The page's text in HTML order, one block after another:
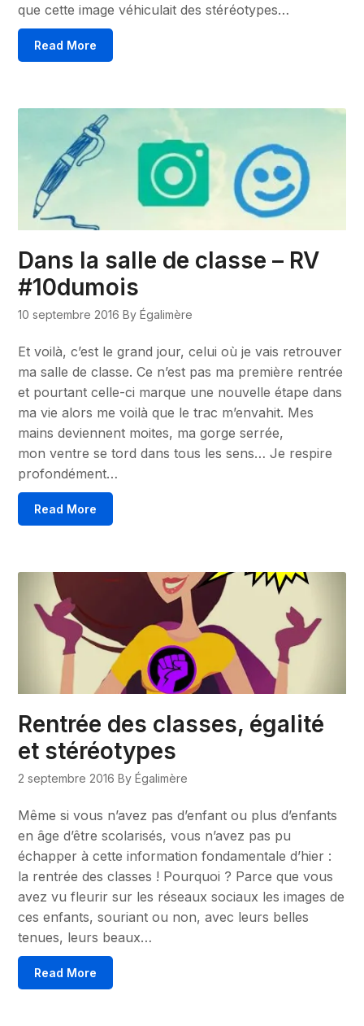
que cette image véhiculait des stéréotypes…
Read More
Dans la salle de classe – RV
#10dumois
10 septembre 2016 By Égalimère
Et voilà, c’est le grand jour, celui où je vais retrouver
ma salle de classe. Ce n’est pas ma première rentrée
et pourtant celle-ci marque une nouvelle étape dans
ma vie alors me voilà que le trac m’envahit. Mes
mains deviennent moites, ma gorge serrée,
mon ventre se tord dans tous les sens… Je respire
profondément…
Read More
Rentrée des classes, égalité
et stéréotypes
2 septembre 2016 By Égalimère
Même si vous n’avez pas d’enfant ou plus d’enfants
en âge d’être scolarisés, vous n’avez pas pu
échapper à cette information fondamentale d’hier :
la rentrée des classes ! Pourquoi ? Parce que vous
avez vu fleurir sur les réseaux sociaux les images de
ces enfants, souriant ou non, avec leurs belles
tenues, leurs beaux…
Read More